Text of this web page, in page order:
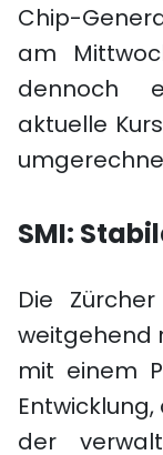
Chip-
am
dennoch
aktuelle
SMI:
Die
weitgehend
mit einem
der